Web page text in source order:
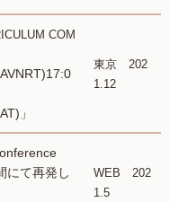
COM
」
東京 202
1.12
にて再発し
WEB 202
1.5